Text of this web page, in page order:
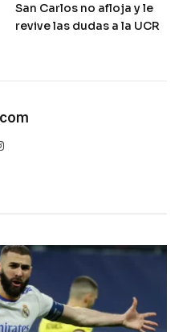
San Carlos no afloja y le
revive las dudas a la UCR
Instagram